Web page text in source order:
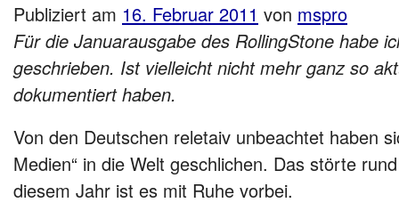
Publiziert am 16. Februar 2011 von mspro
Für die Januarausgabe des RollingStone habe
geschrieben. Ist vielleicht nicht mehr ganz so
dokumentiert haben.
Von den Deutschen reletaiv unbeachtet haben
Medien“ in die Welt geschlichen. Das störte
diesem Jahr ist es mit Ruhe vorbei.